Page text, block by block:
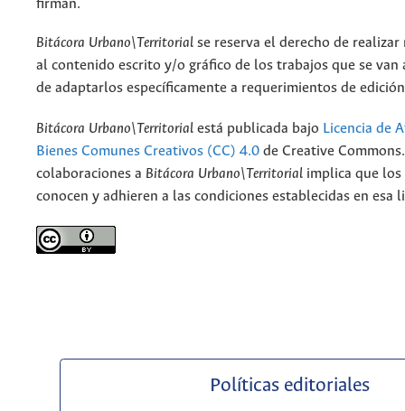
firman.
Bitácora Urbano\Territorial se reserva el derecho de realizar
al contenido escrito y/o gráfico de los trabajos que se van
de adaptarlos específicamente a requerimientos de
Bitácora Urbano\Territorial está publicada bajo Licencia de
Bienes Comunes Creativos (CC) 4.0 de Creative
colaboraciones a Bitácora Urbano\Territorial implica que los
conocen y adhieren a las condiciones establecidas en esa
Políticas editoriales